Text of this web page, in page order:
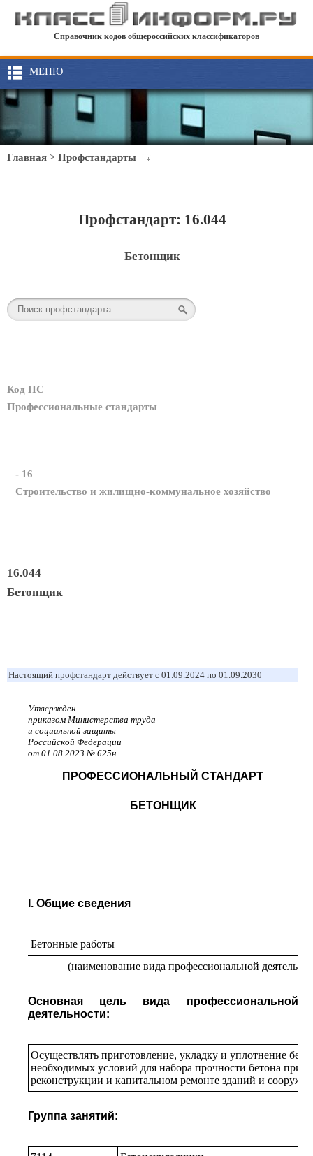
Справочник кодов общероссийских классификаторов
МЕНЮ
Главная > Профстандарты
Профстандарт: 16.044
Бетонщик
Код ПС
Профессиональные стандарты
- 16
Строительство и жилищно-коммунальное хозяйство
16.044
Бетонщик
Настоящий профстандарт действует с 01.09.2024 по 01.09.2030
Утвержден
приказом Министерства труда
и социальной защиты
Российской Федерации
от 01.08.2023 № 625н
ПРОФЕССИОНАЛЬНЫЙ СТАНДАРТ
БЕТОНЩИК
I. Общие сведения
Бетонные работы
(наименование вида профессиональной
Основная цель вида профессиональной
деятельности:
Осуществлять приготовление, укладку и уплотнение
необходимых условий для набора прочности бетона при
реконструкции и капитальном ремонте зданий и
Группа занятий: